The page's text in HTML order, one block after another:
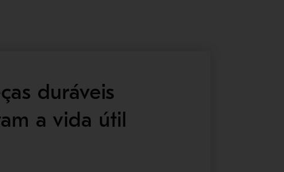
duráveis
a vida útil